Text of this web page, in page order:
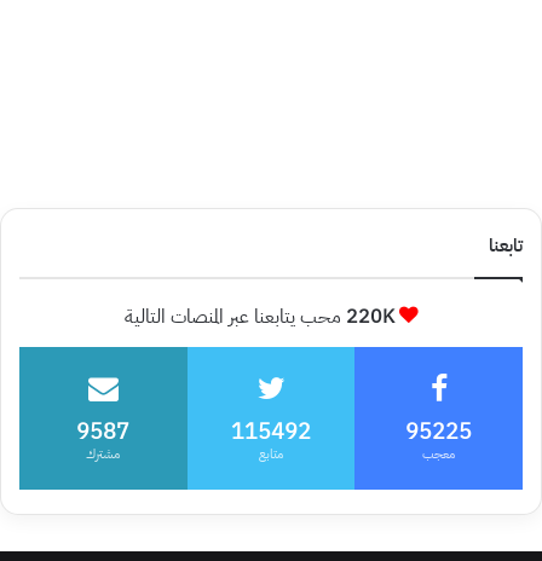
تابعنا
220K محب يتابعنا عبر المنصات التالية
95225
معجب
115492
متابع
9587
مشترك